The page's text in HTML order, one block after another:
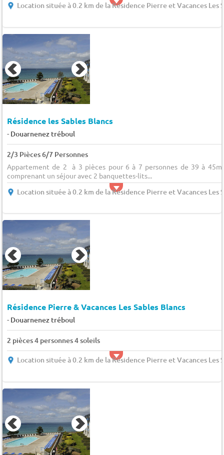
Location située à 0.2 km de la Résidence Pierre et Vacances Les
Résidence les Sables Blancs
- Douarnenez tréboul
2/3 Pièces 6/7 Personnes
Appartement de 2 à 3 pièces pour 6 à 7 personnes de 39 à
comprenant un séjour avec 2 banquettes-lits...
Location située à 0.2 km de la Résidence Pierre et Vacances Les
Résidence Pierre & Vacances Les Sables Blancs
- Douarnenez tréboul
2 pièces 4 personnes 4 soleils
Location située à 0.2 km de la Résidence Pierre et Vacances Les